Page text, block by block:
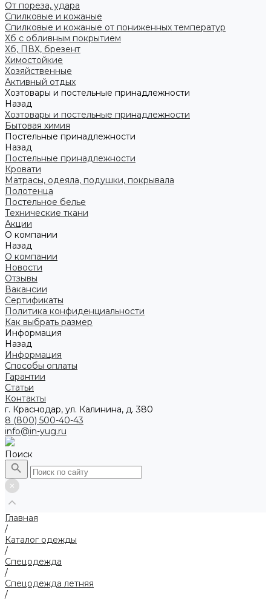
От пореза, удара
Спилковые и кожаные
Спилковые и кожаные от пониженных температур
Хб с обливным покрытием
Хб, ПВХ, брезент
Химостойкие
Хозяйственные
Активный отдых
Хозтовары и постельные принадлежности
Назад
Хозтовары и постельные принадлежности
Бытовая химия
Постельные принадлежности
Назад
Постельные принадлежности
Кровати
Матрасы, одеяла, подушки, покрывала
Полотенца
Постельное белье
Технические ткани
Акции
О компании
Назад
О компании
Новости
Отзывы
Вакансии
Сертификаты
Политика конфиденциальности
Как выбрать размер
Информация
Назад
Информация
Способы оплаты
Гарантии
Статьи
Контакты
г. Краснодар, ул. Калинина, д. 380
8 (800) 500-40-43
info@in-yug.ru
Поиск
Главная
/
Каталог одежды
/
Спецодежда
/
Спецодежда летняя
/